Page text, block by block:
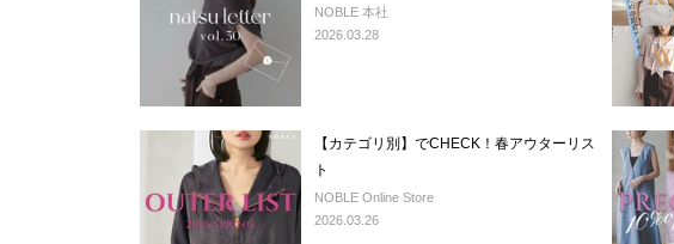
NOBLE 本社
2026.03.28
【カテゴリ別】でCHECK！春アウターリス
ト
NOBLE Online Store
2026.03.26